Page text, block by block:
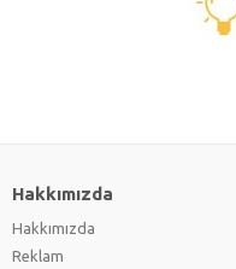
Hakkımızda
Hakkımızda
Reklam